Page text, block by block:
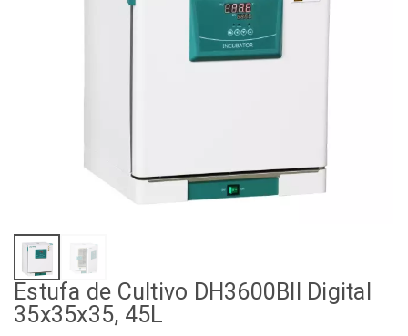
Estufa de Cultivo DH3600BII Digital
35x35x35, 45L